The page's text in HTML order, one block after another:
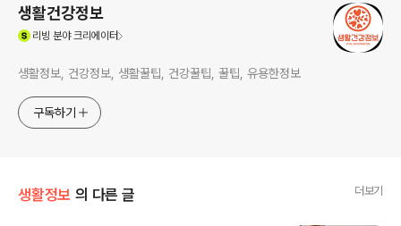
생활건강정보
리빙 분야 크리에이터
생활정보, 건강정보, 생활꿀팁, 건강꿀팁, 꿀팁, 유용한정보
구독하기
생활정보 의 다른 글 더보기